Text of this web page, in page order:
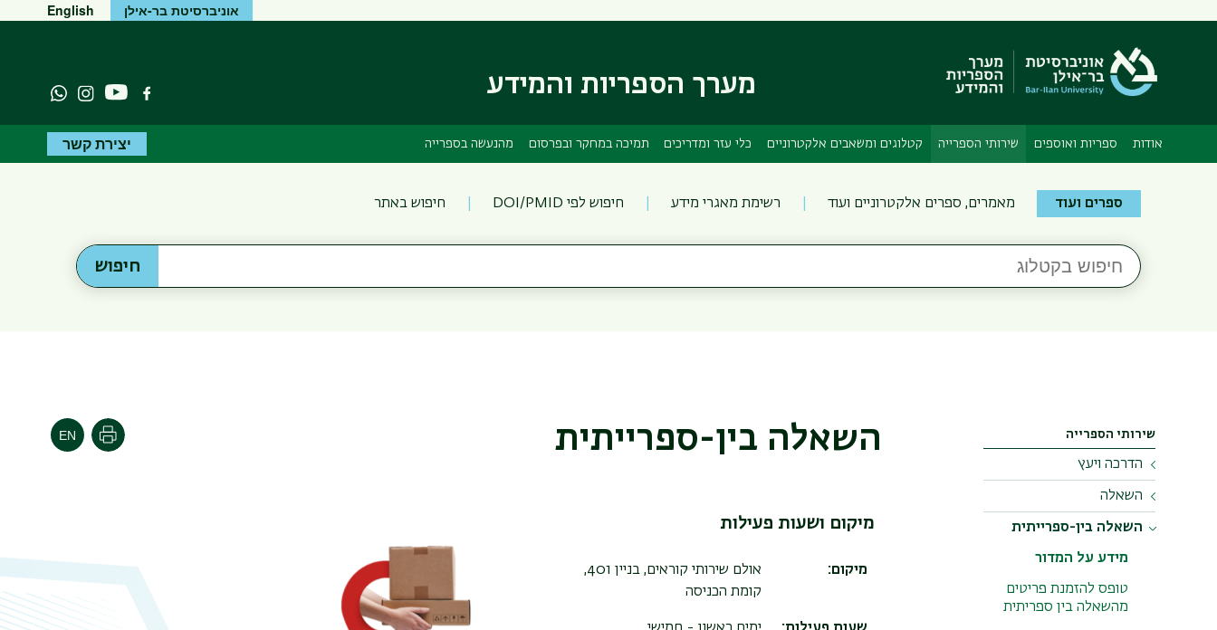
ראשי
אוניברסיטת בר-אילן English
מערך הספריות והמידע פייסבוקיוטיוב Instagram
אודות ספריות ואוספים שירותי הספרייה קטלוגים ומשאבים אלקטרוניים כלי עזר ומדריכים תמיכה במחקר ובפרסום מהנעשה בספרייה יצירת קשר
Search
Bar-
Ilan
ספרים ועוד מאמרים, ספרים אלקטרוניים ועוד רשימת מאגרי מידע חיפוש לפי DOI/PMID חיפוש באתר
חיפוש
בקטלוג
חיפוש
שירותי הספרייה
הדרכה ויעץ
הדרכות בשימוש
במשאבי הספריה
משאבי הספרייה
השאלה
מידע על המדור
נוהלי השאלה
נוהל פתיחה או חידוש
גישה למשאבי
השאלה בין-ספרייתית
מידע על המדור
טופס להזמנת פריטים
מהשאלה בין ספריתית
השאלה בין-ספרייתית הדפסה
מיקום ושעות פעילות
מיקום:
אולם שירותי קוראים, בניין 401,
קומת הכניסה